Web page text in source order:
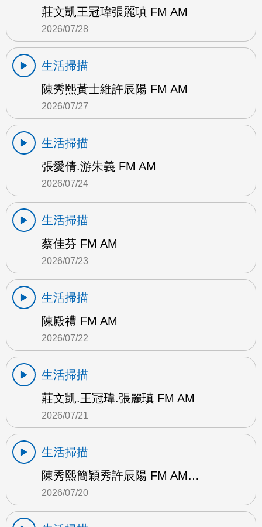
莊文凱王冠瑋張麗瑱 FM AM
2026/07/28
生活掃描
陳秀熙黃士維許辰陽 FM AM
2026/07/27
生活掃描
張愛倩.游朱義 FM AM
2026/07/24
生活掃描
蔡佳芬 FM AM
2026/07/23
生活掃描
陳殿禮 FM AM
2026/07/22
生活掃描
莊文凱.王冠瑋.張麗瑱 FM AM
2026/07/21
生活掃描
陳秀熙簡穎秀許辰陽 FM AM…
2026/07/20